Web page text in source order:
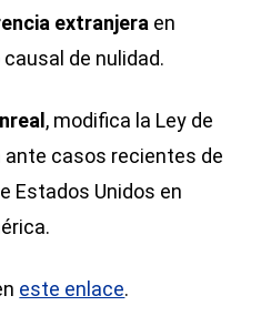
extranjera en
de nulidad.
, modifica la Ley de
ante casos recientes de
Estados Unidos en
este enlace.